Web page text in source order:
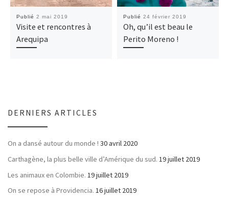
Publié 2 mai 2019
Visite et rencontres à
Arequipa
Publié 24 février 2019
Oh, qu’il est beau le
Perito Moreno !
DERNIERS ARTICLES
On a dansé autour du monde ! 30 avril 2020
Carthagène, la plus belle ville d’Amérique du sud. 19 juillet 2019
Les animaux en Colombie. 19 juillet 2019
On se repose à Providencia. 16 juillet 2019